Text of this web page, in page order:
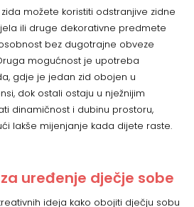
možete koristiti odstranjive zidne
ili druge dekorativne predmete
bez dugotrajne obveze
mogućnost je upotreba
gdje je jedan zid obojen u
dok ostali ostaju u nježnijim
dinamičnost i dubinu prostoru,
lakše mijenjanje kada dijete raste.
uređenje dječje sobe
ideja kako obojiti dječju sobu